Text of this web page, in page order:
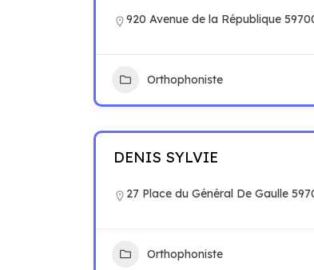
920 Avenue de la République
Orthophoniste
DENIS SYLVIE
27 Place du Général De Gaulle
Orthophoniste